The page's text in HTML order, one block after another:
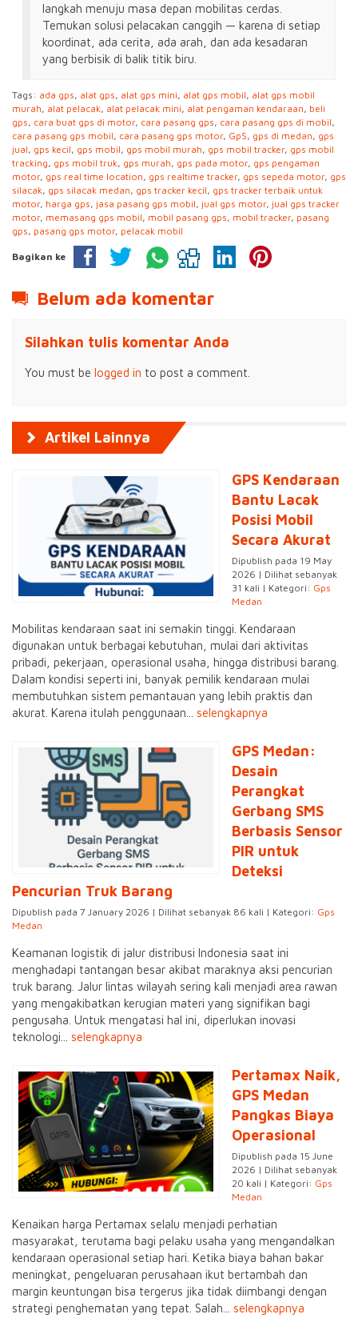
langkah menuju masa depan mobilitas cerdas.
Temukan solusi pelacakan canggih — karena di setiap
koordinat, ada cerita, ada arah, dan ada kesadaran
yang berbisik di balik titik biru.
Tags: ada gps, alat gps, alat gps mini, alat gps mobil, alat gps mobil
murah, alat pelacak, alat pelacak mini, alat pengaman kendaraan, beli
gps, cara buat gps di motor, cara pasang gps, cara pasang gps di mobil,
cara pasang gps mobil, cara pasang gps motor, GpS, gps di medan, gps
jual, gps kecil, gps mobil, gps mobil murah, gps mobil tracker, gps mobil
tracking, gps mobil truk, gps murah, gps pada motor, gps pengaman
motor, gps real time location, gps realtime tracker, gps sepeda motor, gps
silacak, gps silacak medan, gps tracker kecil, gps tracker terbaik untuk
motor, harga gps, jasa pasang gps mobil, jual gps motor, jual gps tracker
motor, memasang gps mobil, mobil pasang gps, mobil tracker, pasang
gps, pasang gps motor, pelacak mobil
Bagikan ke
Belum ada komentar
Silahkan tulis komentar Anda
You must be logged in to post a comment.
Artikel Lainnya
GPS Kendaraan
Bantu Lacak
Posisi Mobil
Secara Akurat
Dipublish pada 19 May
2026 | Dilihat sebanyak
31 kali | Kategori: Gps
Medan
Mobilitas kendaraan saat ini semakin tinggi. Kendaraan
digunakan untuk berbagai kebutuhan, mulai dari aktivitas
pribadi, pekerjaan, operasional usaha, hingga distribusi barang.
Dalam kondisi seperti ini, banyak pemilik kendaraan mulai
membutuhkan sistem pemantauan yang lebih praktis dan
akurat. Karena itulah penggunaan... selengkapnya
GPS Medan:
Desain
Perangkat
Gerbang SMS
Berbasis Sensor
PIR untuk
Deteksi
Pencurian Truk Barang
Dipublish pada 7 January 2026 | Dilihat sebanyak 86 kali | Kategori: Gps
Medan
Keamanan logistik di jalur distribusi Indonesia saat ini
menghadapi tantangan besar akibat maraknya aksi pencurian
truk barang. Jalur lintas wilayah sering kali menjadi area rawan
yang mengakibatkan kerugian materi yang signifikan bagi
pengusaha. Untuk mengatasi hal ini, diperlukan inovasi
teknologi... selengkapnya
Pertamax Naik,
GPS Medan
Pangkas Biaya
Operasional
Dipublish pada 15 June
2026 | Dilihat sebanyak
20 kali | Kategori: Gps
Medan
Kenaikan harga Pertamax selalu menjadi perhatian
masyarakat, terutama bagi pelaku usaha yang mengandalkan
kendaraan operasional setiap hari. Ketika biaya bahan bakar
meningkat, pengeluaran perusahaan ikut bertambah dan
margin keuntungan bisa tergerus jika tidak diimbangi dengan
strategi penghematan yang tepat. Salah... selengkapnya